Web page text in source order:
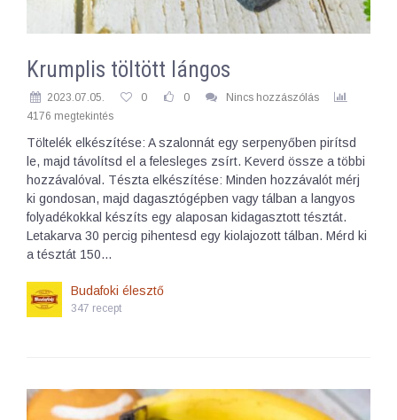
Krumplis töltött lángos
2023.07.05. 0 0
Nincs hozzászólás
4176 megtekintés
Töltelék elkészítése: A szalonnát egy serpenyőben pirítsd
le, majd távolítsd el a felesleges zsírt. Keverd össze a többi
hozzávalóval. Tészta elkészítése: Minden hozzávalót mérj
ki gondosan, majd dagasztógépben vagy tálban a langyos
folyadékokkal készíts egy alaposan kidagasztott tésztát.
Letakarva 30 percig pihentesd egy kiolajozott tálban. Mérd ki
a tésztát 150…
Budafoki élesztő
347 recept